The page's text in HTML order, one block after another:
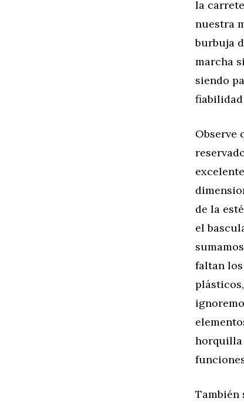
la
nuestra
burbuja
marcha
siendo
Observe
de la
el
faltan los
horquilla
También